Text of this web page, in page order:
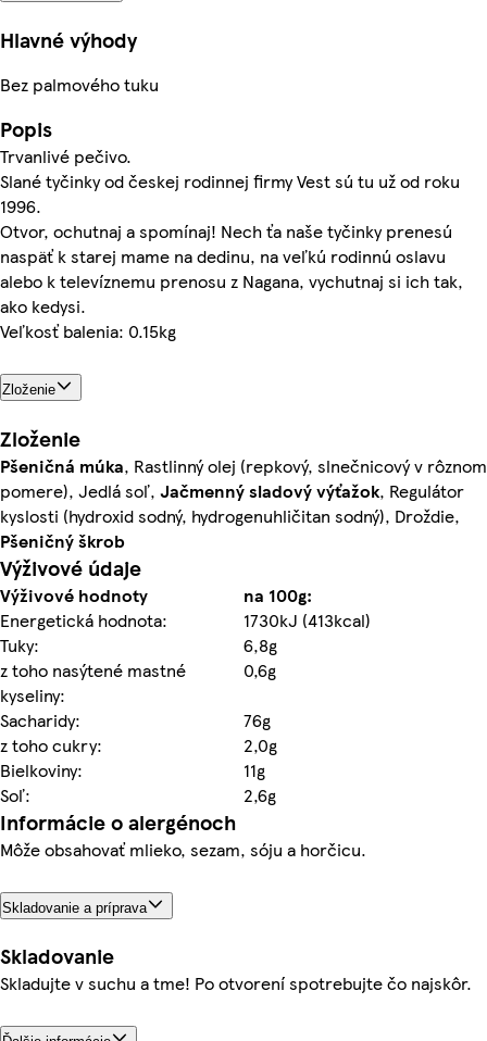
Hlavné výhody
Bez palmového tuku
Popis
Trvanlivé pečivo.
Slané tyčinky od českej rodinnej firmy Vest sú tu už od roku
1996.
Otvor, ochutnaj a spomínaj! Nech ťa naše tyčinky prenesú
naspäť k starej mame na dedinu, na veľkú rodinnú oslavu
alebo k televíznemu prenosu z Nagana, vychutnaj si ich tak,
ako kedysi.
Veľkosť balenia: 0.15kg
Zloženie
Zloženie
Pšeničná múka, Rastlinný olej (repkový, slnečnicový v rôznom
pomere), Jedlá soľ, Jačmennýsladovývýťažok, Regulátor
kyslosti (hydroxid sodný, hydrogenuhličitan sodný), Droždie,
Pšeničnýškrob
Výživové údaje
Výživové hodnoty
na 100g:
Energetická hodnota:
1730kJ (413kcal)
Tuky:
6,8g
z toho nasýtené mastné
kyseliny:
0,6g
Sacharidy:
76g
z toho cukry:
2,0g
Bielkoviny:
11g
Soľ:
2,6g
Informácie o alergénoch
Môže obsahovať mlieko, sezam, sóju a horčicu.
Skladovanie a príprava
Skladovanie
Skladujte v suchu a tme! Po otvorení spotrebujte čo najskôr.